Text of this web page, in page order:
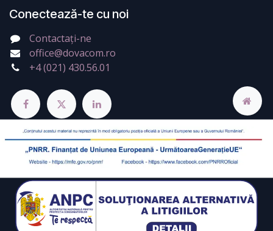
Conectează-te cu noi
Contactați-ne
office@dovacom.ro
+4 (021) 430.56.01